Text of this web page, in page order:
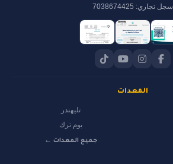
سجل تجاري: 7038674425
المعدات
تليهندر
بوم ترك
جميع المعدات ←